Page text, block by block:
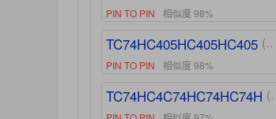
PIN TO PIN 相似度 98%
TC74HC405HC405HC405 (东芝-Toshiba)
PIN TO PIN 相似度 98%
TC74HC4C74HC74HC74H (东芝-Toshiba)